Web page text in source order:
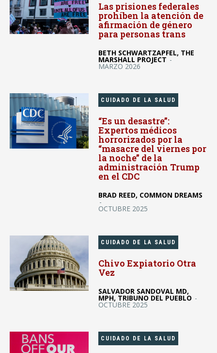
Las prisiones federales
prohíben la atención de
afirmación de género
para personas trans
BETH SCHWARTZAPFEL, THE
MARSHALL PROJECT -
MARZO 2026
CUIDADO DE LA SALUD
“Es un desastre”:
Expertos médicos
horrorizados por la
“masacre del viernes por
la noche” de la
administración Trump
en el CDC
BRAD REED, COMMON DREAMS
-
OCTUBRE 2025
CUIDADO DE LA SALUD
Chivo Expiatorio Otra
Vez
SALVADOR SANDOVAL MD,
MPH, TRIBUNO DEL PUEBLO -
OCTUBRE 2025
CUIDADO DE LA SALUD